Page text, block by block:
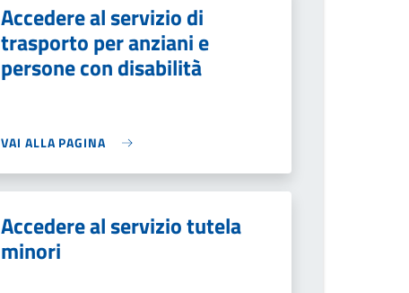
Accedere al servizio di
trasporto per anziani e
persone con disabilità
VAI ALLA PAGINA
Accedere al servizio tutela
minori